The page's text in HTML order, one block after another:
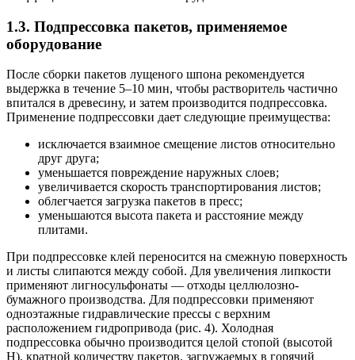
1.3. Подпрессовка пакетов, применяемое
оборудование
После сборки пакетов лущеного шпона рекомендуется
выдержка в течение 5–10 мин, чтобы растворитель частично
впитался в древесину, и затем производится подпрессовка.
Применение подпрессовки дает следующие преимущества:
исключается взаимное смещение листов относительно
друг друга;
уменьшается повреждение наружных слоев;
увеличивается скорость транспортирования листов;
облегчается загрузка пакетов в пресс;
уменьшаются высота пакета и расстояние между
плитами.
При подпрессовке клей переносится на смежную поверхность
и листы слипаются между собой. Для увеличения липкости
применяют лигносульфонаты — отходы целлюлозно-
бумажного производства. Для подпрессовки применяют
одноэтажные гидравлические прессы с верхним
расположением гидропривода (рис. 4). Холодная
подпрессовка обычно производится целой стопой (высотой
H), кратной количеству пакетов, загружаемых в горячий